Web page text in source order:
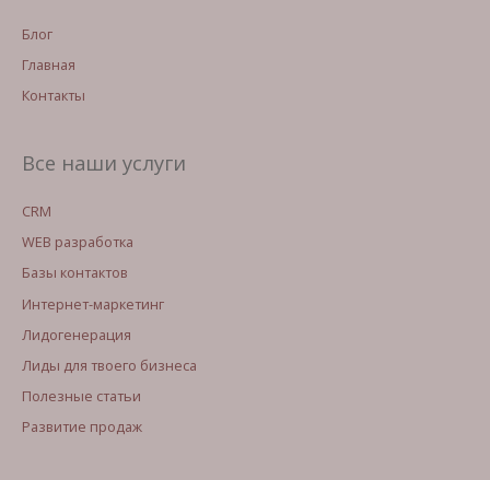
Блог
Главная
Контакты
Все наши услуги
CRM
WEB разработка
Базы контактов
Интернет-маркетинг
Лидогенерация
Лиды для твоего бизнеса
Полезные статьи
Развитие продаж